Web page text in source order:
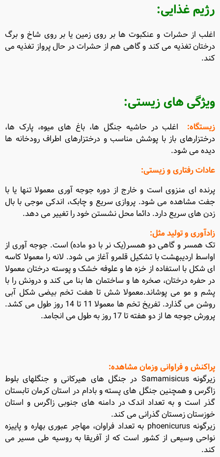
رژیم غذایی:
اغلب از حشرات و عنکبوت ها بر روی زمین یا بر روی شاخ و برگ
درختان تغذیه می کند و گاهی هم از حشرات در حال پرواز تغذیه می
کند.
ویژگی های زیستی:
زیستگاه:
اغلب در حاشیه جنگل ها، باغ های میوه، پارک ها،
درختزارهای باز با پوشش مناسب و درختزارهای اطراف رودخانه ها
دیده می شود.
عادات رفتاری و زیستی:
پرنده ای منزوی است و خارج از دوره جوجه آوری معمولا تنها یا با
جفت مشاهده می شود. پروازی سریع و چابک، اندکی موجی با بال
زدن های سریع دارد. دائما محل نشستن خود را تغییر می دهد.
زادآوری و تولید مثل:
تک همسر و گاهی دو همسر(یک نر با دو ماده) است. جوجه آوری از
اواسط اردیبهشت با تشکیل قلمرو آغاز می شود. لانه را معمولا کاسه
ای شکل با استفاده از خزه ها و علوفه خشک و پوسته درختان معمولا
در حفره درختان، صخره ها و ساختمان ها بنا می کند و درونش را با
پشم و مو می پوشاند.معمولا شش تا هفت تخم بیضی شکل آبی
روشن می گذارد. تفریخ تخم ها معمولا 11 تا 14 روز طول می کشد.
پرورش جوجه ها از دو هفته تا 17 روز به طول می انجامد.
پراکنش و فراوانی وزمان مشاهده:
زیرگونه Samamisicus در جنگل های هیرکانی و جنگلهای بلوط
زاگرس و همچنین جنگل های پسته و بادام در استان کرمان تابستان
گذر است و به تعداد اندک در دامنه های جنوبی زاگرس و استان
خوزستان زمستان گذرانی می کند.
زیرگونه phoenicurus به تعداد فراوان، مهاجر عبوری بهاره و پاییزه
نواحی وسیعی از کشور است که از آفریقا به روسیه طی مسیر می
کند.